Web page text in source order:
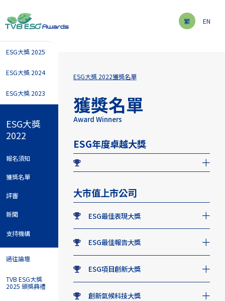
繁 EN
ESG大獎 2025
ESG大獎 2024
ESG大獎 2023
ESG大獎
2022
報名須知
獲獎名單
評審
新聞
支持機構
過往論壇
TVB ESG大獎
2025 頒獎典禮
ESG大獎 2022獲獎名單
獲獎名單
Award Winners
ESG年度卓越大獎
大市值上市公司
ESG最佳表現大獎
ESG最佳報告大獎
ESG項目創新大獎
創新氣候科技大獎